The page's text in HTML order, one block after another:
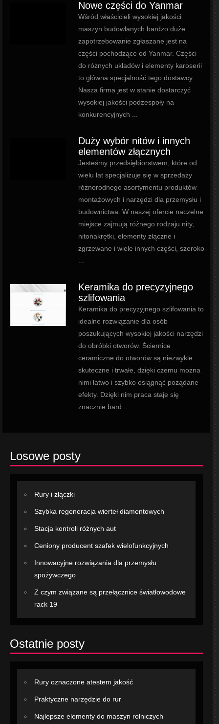
Nowe części do Yanmar
Wśród właścicieli wysokiej jakości
maszyn budowlanych bardzo duże
zapotrzebowanie zgłaszane jest na
części pochodzące od Yanmar. Części
do różnych układów i elementy karoserii
to główna specjalność tego dostawcy.
Nasza firma jest w stanie dostarczyć
wysokiej jakości podzespoły na
konkurencyjnych ...
Duży wybór nitów i innych
elementów złącznych
Jesteśmy przedsiębiorstwem, które od
wielu lat specjalizuje się w sprzedaży
różnorodnego asortymentu produktów
montażowych i narzędzi dla przemysłu i
budownictwa. W naszej ofercie naczelne
miejsce zajmują różnego rodzaju nity,
nitonakrętki, elementy złączne i
zgrzewane i wiele innych części, szeroko
Keramika do precyzyjnego
szlifowania
Keramika do precyzyjnego szlifowania to
idealne rozwiązanie dla osób
poszukujących wysokiej jakości narzędzi
do obróbki otworów. Ściernice
ceramiczne do otworów są niezwykle
skuteczne i trwałe, dzięki czemu można
nimi łatwo i szybko osiągnąć pożądane
efekty. Dzięki nim praca staje się
znacznie bard...
Losowe posty
Rury i złączki
Szybka regeneracja wierteł diamentowych
Stacja kontroli różnych aut
Ceniony producent szafek wielofunkcyjnych
Innowacyjne rozwiązania dla przemysłu
spożywczego
Z czym związane są przełącznice światłowodowe
rack 19
Ostatnie posty
Rury oznaczone atestem jakość
Praktyczne narzędzie do rur
Najlepsze elementy do maszyn rolniczych